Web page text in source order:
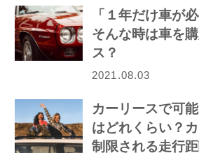
「１年だけ車が
そんな時は車を
ス？
2021.08.03
カーリースで可
はどれくらい？
制限される走行